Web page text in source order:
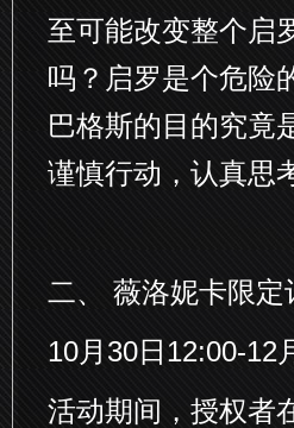
至可能改变整个启
吗？启罗是个危险
巴格斯的目的究
谨慎行动，认真思
二、 薇洛妮卡限定
10月30日12:00-12
活动期间，授权者